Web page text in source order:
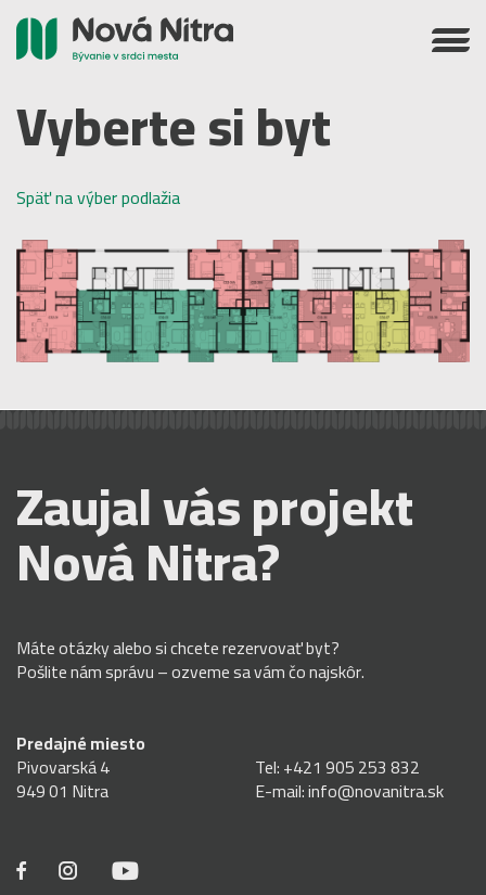
Vyberte si byt
Späť na výber podlažia
Zaujal vás projekt
Nová Nitra?
Máte otázky alebo si chcete rezervovať byt?
Pošlite nám správu – ozveme sa vám čo najskôr.
Predajné miesto
Pivovarská 4
949 01 Nitra
Tel:+421 905 253 832
E-mail:info@novanitra.sk